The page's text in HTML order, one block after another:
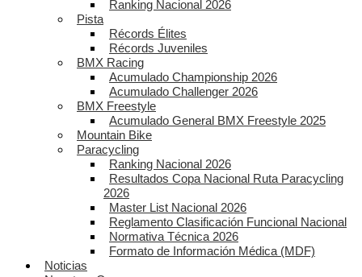
Ranking Nacional 2026
Pista
Récords Élites
Récords Juveniles
BMX Racing
Acumulado Championship 2026
Acumulado Challenger 2026
BMX Freestyle
Acumulado General BMX Freestyle 2025
Mountain Bike
Paracycling
Ranking Nacional 2026
Resultados Copa Nacional Ruta Paracycling
2026
Master List Nacional 2026
Reglamento Clasificación Funcional Nacional
Normativa Técnica 2026
Formato de Información Médica (MDF)
Noticias